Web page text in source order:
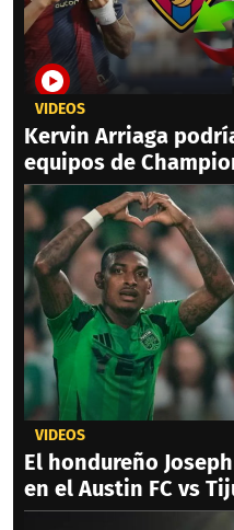
VIDEOS
Kervin Arriaga
equipos de
VIDEOS
El hondureño
en el Austin FC vs